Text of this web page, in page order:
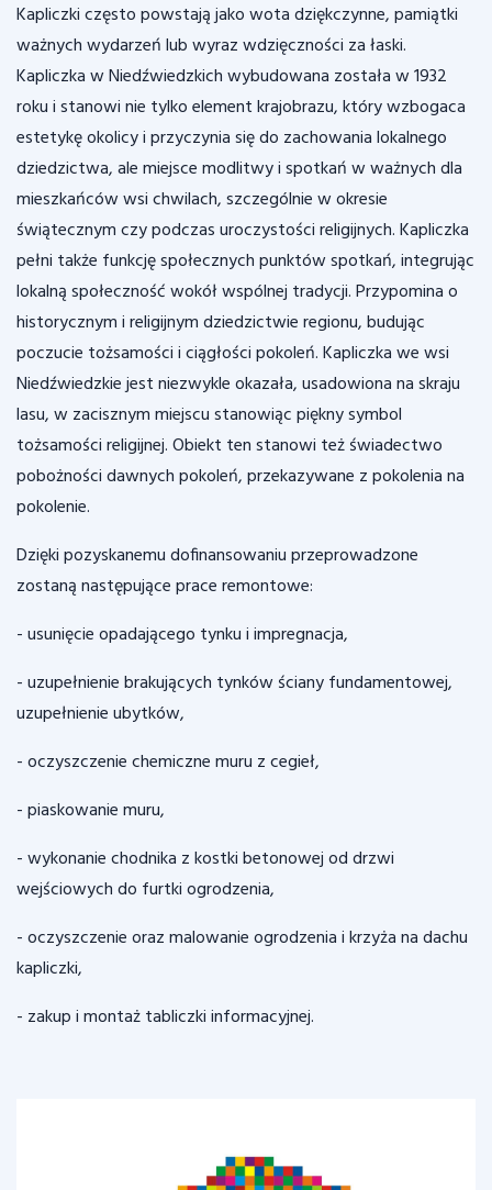
Kapliczki często powstają jako wota dziękczynne, pamiątki
ważnych wydarzeń lub wyraz wdzięczności za łaski.
Kapliczka w Niedźwiedzkich wybudowana została w 1932
roku i stanowi nie tylko element krajobrazu, który wzbogaca
estetykę okolicy i przyczynia się do zachowania lokalnego
dziedzictwa, ale miejsce modlitwy i spotkań w ważnych dla
mieszkańców wsi chwilach, szczególnie w okresie
świątecznym czy podczas uroczystości religijnych. Kapliczka
pełni także funkcję społecznych punktów spotkań, integrując
lokalną społeczność wokół wspólnej tradycji. Przypomina o
historycznym i religijnym dziedzictwie regionu, budując
poczucie tożsamości i ciągłości pokoleń. Kapliczka we wsi
Niedźwiedzkie jest niezwykle okazała, usadowiona na skraju
lasu, w zacisznym miejscu stanowiąc piękny symbol
tożsamości religijnej. Obiekt ten stanowi też świadectwo
pobożności dawnych pokoleń, przekazywane z pokolenia na
pokolenie.
Dzięki pozyskanemu dofinansowaniu przeprowadzone
zostaną następujące prace remontowe:
- usunięcie opadającego tynku i impregnacja,
- uzupełnienie brakujących tynków ściany fundamentowej,
uzupełnienie ubytków,
- oczyszczenie chemiczne muru z cegieł,
- piaskowanie muru,
- wykonanie chodnika z kostki betonowej od drzwi
wejściowych do furtki ogrodzenia,
- oczyszczenie oraz malowanie ogrodzenia i krzyża na dachu
kapliczki,
- zakup i montaż tabliczki informacyjnej.